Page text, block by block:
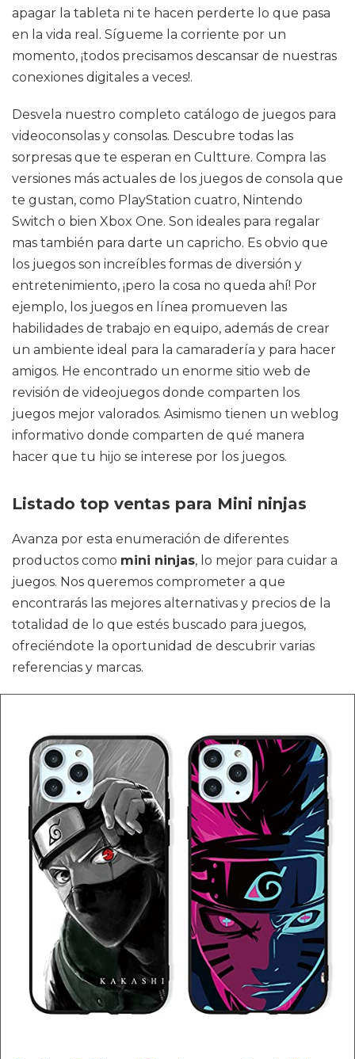
apagar la tableta ni te hacen perderte lo que pasa
en la vida real. Sígueme la corriente por un
momento, ¡todos precisamos descansar de nuestras
conexiones digitales a veces!.
Desvela nuestro completo catálogo de juegos para
videoconsolas y consolas. Descubre todas las
sorpresas que te esperan en Cultture. Compra las
versiones más actuales de los juegos de consola que
te gustan, como PlayStation cuatro, Nintendo
Switch o bien Xbox One. Son ideales para regalar
mas también para darte un capricho. Es obvio que
los juegos son increíbles formas de diversión y
entretenimiento, ¡pero la cosa no queda ahí! Por
ejemplo, los juegos en línea promueven las
habilidades de trabajo en equipo, además de crear
un ambiente ideal para la camaradería y para hacer
amigos. He encontrado un enorme sitio web de
revisión de videojuegos donde comparten los
juegos mejor valorados. Asimismo tienen un weblog
informativo donde comparten de qué manera
hacer que tu hijo se interese por los juegos.
Listado top ventas para Mini ninjas
Avanza por esta enumeración de diferentes
productos como mini ninjas, lo mejor para cuidar a
juegos. Nos queremos comprometer a que
encontrarás las mejores alternativas y precios de la
totalidad de lo que estés buscado para juegos,
ofreciéndote la oportunidad de descubrir varias
referencias y marcas.